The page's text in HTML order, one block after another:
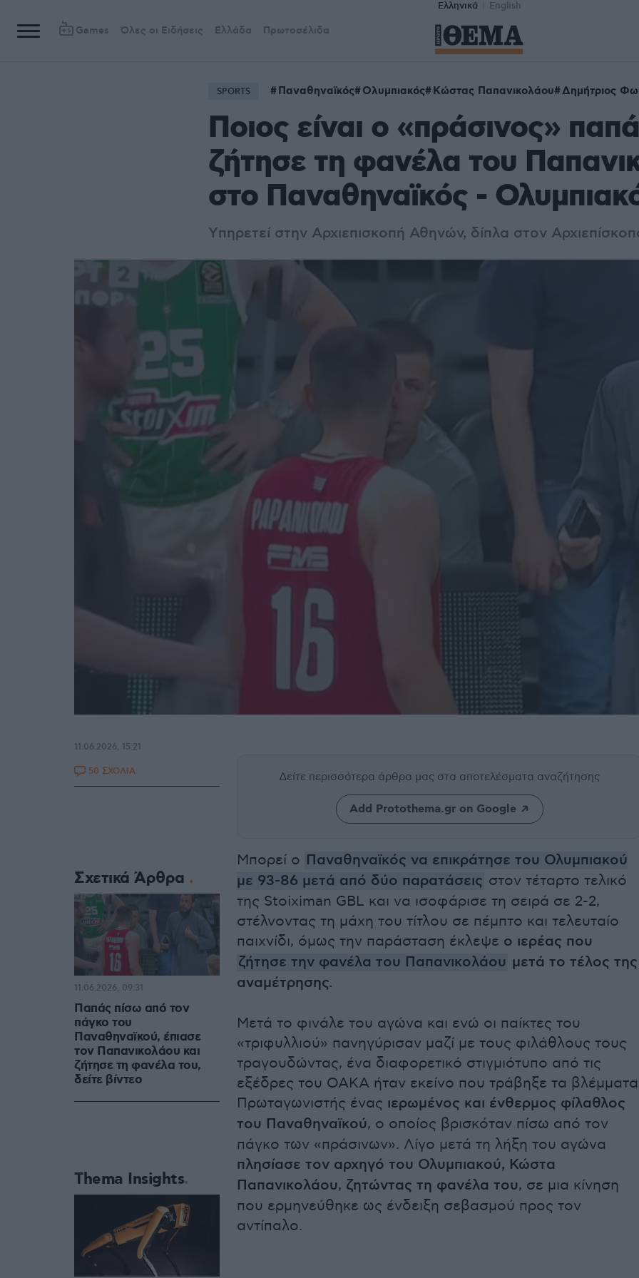
Ελληνικά English
Games Όλες οι Ειδήσεις Ελλάδα Πρωτοσέλιδα
SPORTS Παναθηναϊκός Ολυμπιακός Κώστας Παπανικολάου Δημήτριος
Ποιος είναι ο «πράσινος»
ζήτησε τη φανέλα του
στο Παναθηναϊκός -
Yπηρετεί στην Αρχιεπισκοπή Αθηνών, δίπλα στον
Δείτε περισσότερα άρθρα μας στα αποτελέσματα αναζήτησης
Add Protothema.gr on Google
Μπορεί ο Παναθηναϊκός να επικράτησε του Ολυμπιακού
με 93-86 μετά από δύο παρατάσεις στον τέταρτο τελικό
της Stoiximan GBL και να ισοφάρισε τη σειρά σε 2-2,
στέλνοντας τη μάχη του τίτλου σε πέμπτο και τελευταίο
παιχνίδι, όμως την παράσταση έκλεψε ο ιερέας που
ζήτησε την φανέλα του Παπανικολάου μετά το τέλος της
αναμέτρησης.
Μετά το φινάλε του αγώνα και ενώ οι παίκτες του
«τριφυλλιού» πανηγύρισαν μαζί με τους φιλάθλους τους
τραγουδώντας, ένα διαφορετικό στιγμιότυπο από τις
εξέδρες του ΟΑΚΑ ήταν εκείνο που τράβηξε τα
Πρωταγωνιστής ένας ιερωμένος και ένθερμος φίλαθλος
του Παναθηναϊκού, ο οποίος βρισκόταν πίσω από τον
πάγκο των «πράσινων». Λίγο μετά τη λήξη του αγώνα
πλησίασε τον αρχηγό του Ολυμπιακού, Κώστα
Παπανικολάου, ζητώντας τη φανέλα του, σε μια κίνηση
που ερμηνεύθηκε ως ένδειξη σεβασμού προς τον
αντίπαλο.
11.06.2026, 15:21
50 ΣΧΟΛΙΑ
Σχετικά Άρθρα
Παπάς πίσω από τον
πάγκο του
Παναθηναϊκού, έπιασε
τον Παπανικολάου και
ζήτησε τη φανέλα του,
δείτε βίντεο
11.06.2026, 09:31
Thema Insights